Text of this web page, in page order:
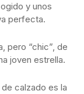
y unos
perfecta.
pero “chic”, de
joven estrella.
calzado es la